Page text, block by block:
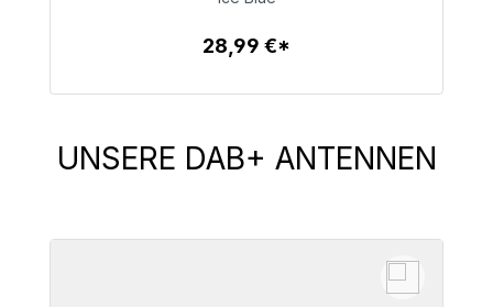
28,99 €*
Produktgalerie überspringen
UNSERE DAB+ ANTENNEN